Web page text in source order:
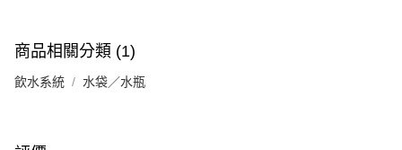
商品相關分類 (1)
飲水系統 水袋／水瓶